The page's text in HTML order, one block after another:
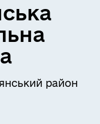
район